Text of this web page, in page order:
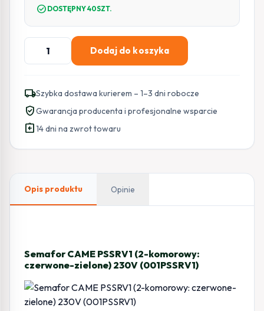
check_circle DOSTĘPNY 40SZT.
ilość
Semafor
PSSRV1
(2-
komorowy:
czerwone-
Dodaj do koszyka
local_shippingSzybka dostawa kurierem – 1–3 dni robocze
verified_userGwarancja producenta i profesjonalne wsparcie
assignment_return14 dni na zwrot towaru
Opis produktu Opinie
Semafor CAME PSSRV1 (2-komorowy:
czerwone-zielone) 230V (001PSSRV1)